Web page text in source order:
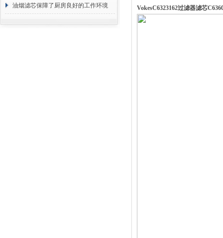
断
油烟滤芯保障了厨房良好的工作环境
VokesC6323162过滤器滤芯